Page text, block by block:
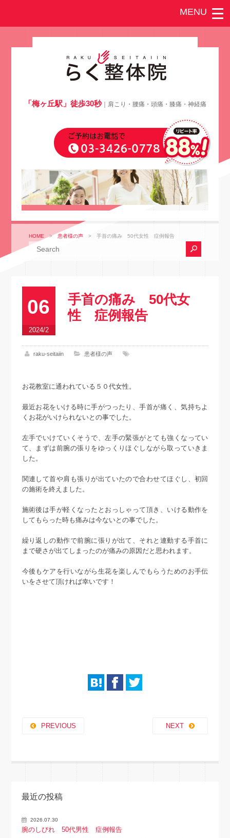
「梅ヶ丘駅」徒歩30秒｜肩こり・腰痛・頭痛・膝痛・神経痛
HOME > 患者様の声 >手首の痛み 50代女性 症例報告
06
2024/2
手首の痛み 50代女
性 症例報告
raku-seitaiin 患者様の声
お花教室に通われている５０代女性。
最近お花をいける時に手がつったり、手首が痛く、気持ちよ
くお花がいけられないとの事でした。
左手でいけていくそうで、左手の緊張がとても強くなってい
て、まずは前腕の張りをゆっくりほぐしながら取っていきま
した。
関連して首や肩も張りが出ていたので合わせてほぐし、初回
の施術を終えました。
施術後は手が軽くなったとおっしゃって頂き、いける動作を
してもらった時も痛みは今ないとの事でした。
繰り返しの動作で前腕に張りが出て、それと連動する手首に
まで硬さが出てしまったのが痛みの原因だと思われます。
今後もケアを行いながら生花を楽しんでもらうためのお手伝
いをさせて頂ければ幸いです！
PREVIOUS NEXT
最近の投稿
2026.07.30
腕のしびれ 50代男性 症例報告